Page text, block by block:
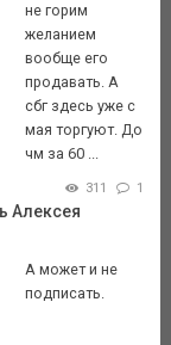
не горим
желанием
вообще его
продавать. А
сбг здесь уже с
мая торгуют. До
чм за 60 ...
311 1
Алексея
А может и не
подписать.